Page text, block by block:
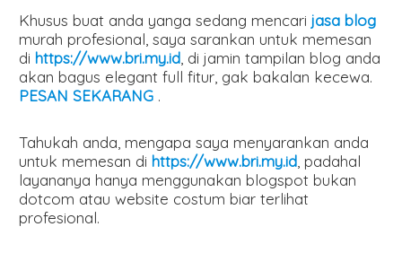
Khusus buat anda yanga sedang mencarijasa blog
murah profesional, saya sarankan untuk memesan
dihttps://www.bri.my.id , di jamin tampilan blog anda
akan bagus elegant full fitur, gak bakalan kecewa.
PESAN SEKARANG .
Tahukah anda, mengapa saya menyarankan anda
untuk memesan dihttps://www.bri.my.id , padahal
layananya hanya menggunakan blogspot bukan
dotcom atau website costum biar terlihat
profesional.